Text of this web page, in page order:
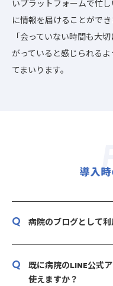
いプラットフォームで忙
に情報を届けることができ
「会っていない時間も大
がっていると感じられる
てまいります。
導入
Q 病院のブログとして
おり、そちらでオリジナ
Q
既に病院のLINE公式
使えますか？